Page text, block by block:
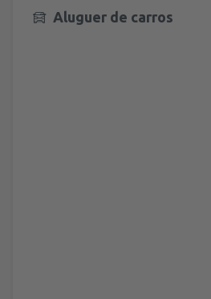
Aluguer de carros